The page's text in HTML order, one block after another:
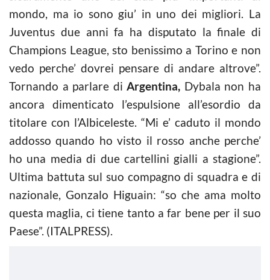
mondo, ma io sono giu’ in uno dei migliori. La
Juventus due anni fa ha disputato la finale di
Champions League, sto benissimo a Torino e non
vedo perche’ dovrei pensare di andare altrove”.
Tornando a parlare diArgentina, Dybala non ha
ancora dimenticato l’espulsione all’esordio da
titolare con l’Albiceleste. “Mi e’ caduto il mondo
addosso quando ho visto il rosso anche perche’
ho una media di due cartellini gialli a stagione”.
Ultima battuta sul suo compagno di squadra e di
nazionale, Gonzalo Higuain: “so che ama molto
questa maglia, ci tiene tanto a far bene per il suo
Paese”. (ITALPRESS).